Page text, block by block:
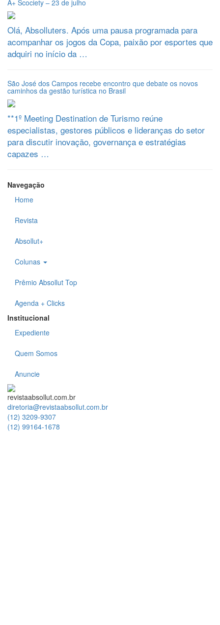
A+ Scociety – 23 de julho
Olá, Absolluters. Após uma pausa programada para
acompanhar os jogos da Copa, paixão por esportes que
adquiri no início da …
São José dos Campos recebe encontro que debate os novos
caminhos da gestão turística no Brasil
**1º Meeting Destination de Turismo reúne
especialistas, gestores públicos e lideranças do setor
para discutir inovação, governança e estratégias
capazes …
Navegação
Home
Revista
Absollut+
Colunas
Prêmio Absollut Top
Agenda + Clicks
Institucional
Expediente
Quem Somos
Anuncie
revistaabsollut.com.br
diretoria@revistaabsollut.com.br
(12) 3209-9307
(12) 99164-1678